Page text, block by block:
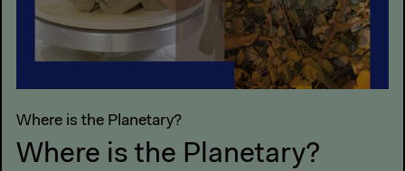
Where is the Planetary?
Where is the Planetary?